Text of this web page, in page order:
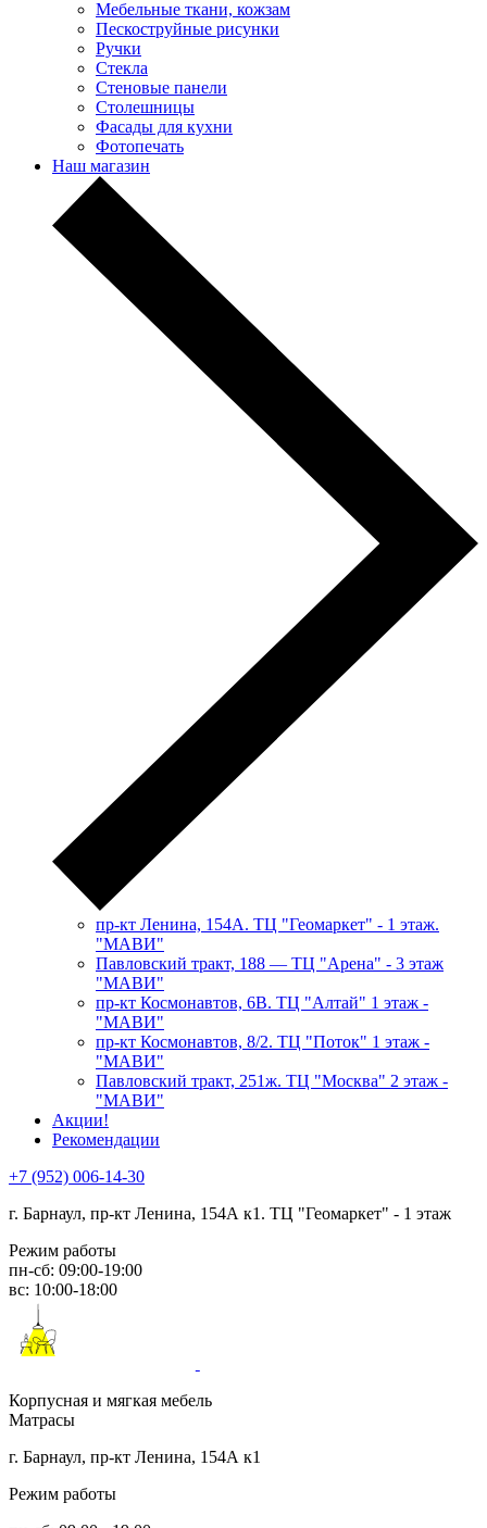
Мебельные ткани, кожзам
Пескоструйные рисунки
Ручки
Стекла
Стеновые панели
Столешницы
Фасады для кухни
Фотопечать
Наш магазин
пр-кт Ленина, 154А. ТЦ "Геомаркет" - 1 этаж.
"МАВИ"
​Павловский тракт, 188 — ТЦ "Арена" - 3 этаж
"МАВИ"
пр-кт Космонавтов, 6В. ТЦ "Алтай" 1 этаж -
"МАВИ"
пр-кт Космонавтов, 8/2. ТЦ "Поток" 1 этаж -
"МАВИ"
Павловский тракт, 251ж. ТЦ "Москва" 2 этаж -
"МАВИ"
Акции!
Рекомендации
+7 (952) 006-14-30
г. Барнаул, пр-кт Ленина, 154А к1. ТЦ "Геомаркет" - 1 этаж
Режим работы
пн-сб: 09:00-19:00
вс: 10:00-18:00
Корпусная и мягкая мебель
Матрасы
г. Барнаул, пр-кт Ленина, 154А к1
Режим работы